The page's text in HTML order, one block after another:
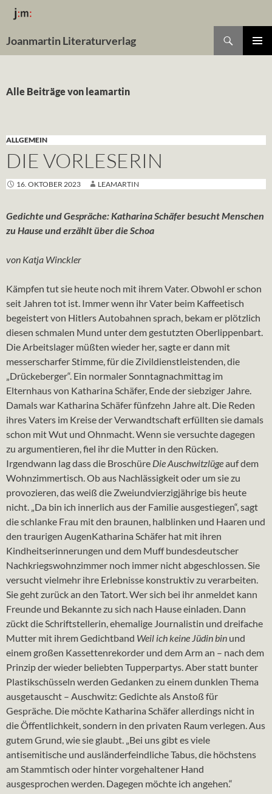
Joanmartin Literaturverlag
Alle Beiträge von leamartin
ALLGEMEIN
DIE VORLESERIN
16. OKTOBER 2023 LEAMARTIN
Gedichte und Gespräche: Katharina Schäfer besucht Menschen
zu Hause und erzählt über die Schoa
von Katja Winckler
Kämpfen tut sie heute noch mit ihrem Vater. Obwohl er schon
seit Jahren tot ist. Immer wenn ihr Vater beim Kaffeetisch
begeistert von Hitlers Autobahnen sprach, bekam er plötzlich
diesen schmalen Mund unter dem gestutzten Oberlippenbart.
Die Arbeitslager müßten wieder her, sagte er dann mit
messerscharfer Stimme, für die Zivildienstleistenden, die
„Drückeberger“. Ein normaler Sonntagnachmittag im
Elternhaus von Katharina Schäfer, Ende der siebziger Jahre.
Damals war Katharina Schäfer fünfzehn Jahre alt. Die Reden
ihres Vaters im Kreise der Verwandtschaft erfüllten sie damals
schon mit Wut und Ohnmacht. Wenn sie versuchte dagegen
zu argumentieren, fiel ihr die Mutter in den Rücken.
Irgendwann lag dass die Broschüre Die Auschwitzlügeauf dem
Wohnzimmertisch. Ob aus Nachlässigkeit oder um sie zu
provozieren, das weiß die Zweiundvierzigjährige bis heute
nicht. „Da bin ich innerlich aus der Familie ausgestiegen“, sagt
die schlanke Frau mit den braunen, halblinken und Haaren und
den traurigen AugenKatharina Schäfer hat mit ihren
Kindheitserinnerungen und dem Muff bundesdeutscher
Nachkriegswohnzimmer noch immer nicht abgeschlossen. Sie
versucht vielmehr ihre Erlebnisse konstruktiv zu verarbeiten.
Sie geht zurück an den Tatort. Wer sich bei ihr anmeldet kann
Freunde und Bekannte zu sich nach Hause einladen. Dann
zückt die Schriftstellerin, ehemalige Journalistin und dreifache
Mutter mit ihrem Gedichtband Weil ich keine Jüdin bin und
einem großen Kassettenrekorder und dem Arm an – nach dem
Prinzip der wieder beliebten Tupperpartys. Aber statt bunter
Plastikschüsseln werden Gedanken zu einem dunklen Thema
ausgetauscht – Auschwitz: Gedichte als Anstoß für
Gespräche. Die möchte Katharina Schäfer allerdings nicht in
die Öffentlichkeit, sondern in den privaten Raum verlegen. Aus
gutem Grund, wie sie glaubt. „Bei uns gibt es viele
antisemitische und ausländerfeindliche Tabus, die höchstens
am Stammtisch oder hinter vorgehaltener Hand
ausgesprochen werden. Dagegen möchte ich angehen.“